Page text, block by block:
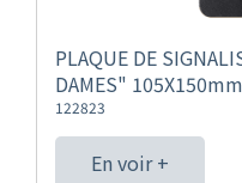
PLAQUE DE
DAMES"
122823
En voir +